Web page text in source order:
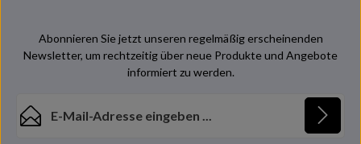
Abonnieren Sie jetzt unseren regelmäßig erscheinenden
Newsletter, um rechtzeitig über neue Produkte und Angebote
informiert zu werden.